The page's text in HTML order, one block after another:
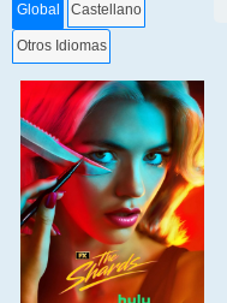
Global Castellano
Otros Idiomas